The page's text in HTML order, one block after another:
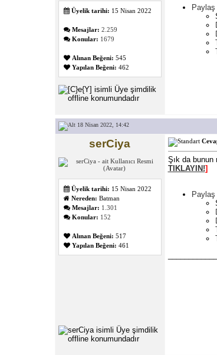
Üyelik tarihi: 15 Nisan 2022
Mesajlar: 2.259
Konular: 1679
Alınan Beğeni: 545
Yapılan Beğeni: 462
Paylaş
18 Nisan 2022, 14:42
serCiya
Üyelik tarihi: 15 Nisan 2022
Nereden: Batman
Mesajlar: 1.301
Konular: 152
Alınan Beğeni: 517
Yapılan Beğeni: 461
Şık da bunun
TIKLAYIN!]
Paylaş